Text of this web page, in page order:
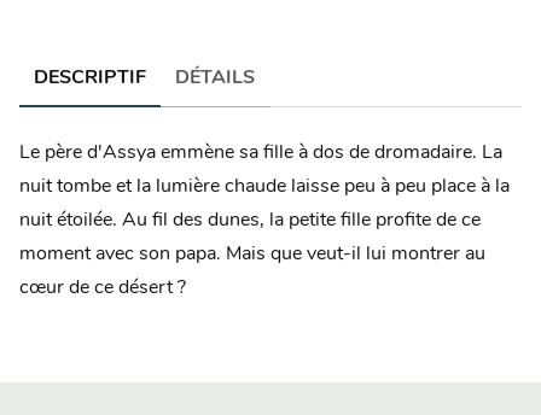
DESCRIPTIF DÉTAILS
Le père d'Assya emmène sa fille à dos de dromadaire. La
nuit tombe et la lumière chaude laisse peu à peu place à la
nuit étoilée. Au fil des dunes, la petite fille profite de ce
moment avec son papa. Mais que veut-il lui montrer au
cœur de ce désert ?